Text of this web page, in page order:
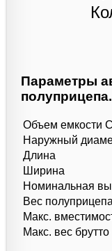
Параметры
полуприцепа.
Объем емкости
Наружный
Длина
Ширина
Номинальная
Вес
Макс.
Макс. вес брутто